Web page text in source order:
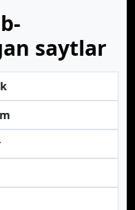
saytlar